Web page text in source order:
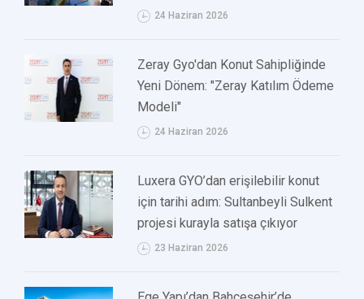
24 Haziran 2026
Zeray Gyo'dan Konut Sahipliğinde
Yeni Dönem: "Zeray Katılım Ödeme
Modeli"
24 Haziran 2026
Luxera GYO’dan erişilebilir konut
için tarihi adım: Sultanbeyli Sulkent
projesi kurayla satışa çıkıyor
23 Haziran 2026